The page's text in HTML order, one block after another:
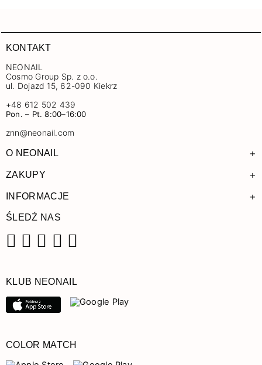
KONTAKT
NEONAIL
Cosmo Group Sp. z o.o.
ul. Dojazd 15, 62-090 Kiekrz
+48 612 502 439
Pon. – Pt. 8:00–16:00
znn@neonail.com
O NEONAIL +
ZAKUPY +
INFORMACJE +
ŚLEDŹ NAS
KLUB NEONAIL
COLOR MATCH